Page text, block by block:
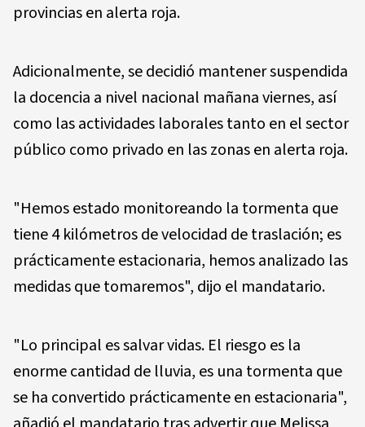
provincias en alerta roja.
Adicionalmente, se decidió mantener suspendida
la docencia a nivel nacional mañana viernes, así
como las actividades laborales tanto en el sector
público como privado en las zonas en alerta roja.
"Hemos estado monitoreando la tormenta que
tiene 4 kilómetros de velocidad de traslación; es
prácticamente estacionaria, hemos analizado las
medidas que tomaremos", dijo el mandatario.
"Lo principal es salvar vidas. El riesgo es la
enorme cantidad de lluvia, es una tormenta que
se ha convertido prácticamente en estacionaria",